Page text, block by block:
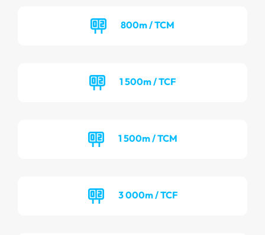
800m / TCM
1 500m / TCF
1 500m / TCM
3 000m / TCF